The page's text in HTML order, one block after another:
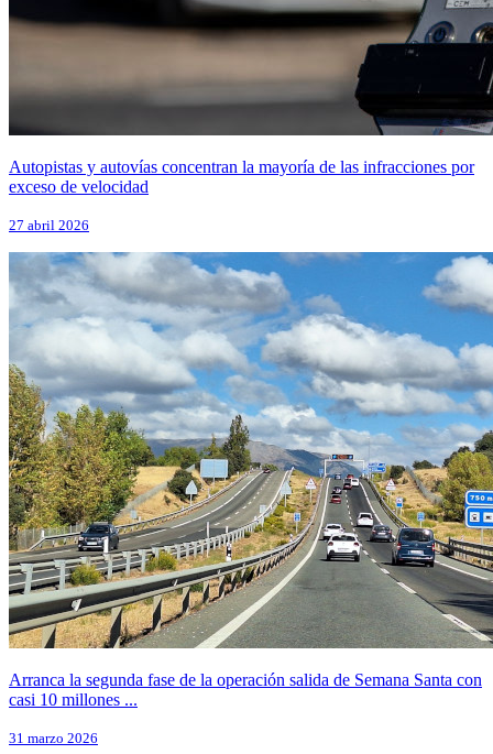
Autopistas y autovías concentran la mayoría de las infracciones por
exceso de velocidad
27 abril 2026
Arranca la segunda fase de la operación salida de Semana Santa con
casi 10 millones ...
31 marzo 2026